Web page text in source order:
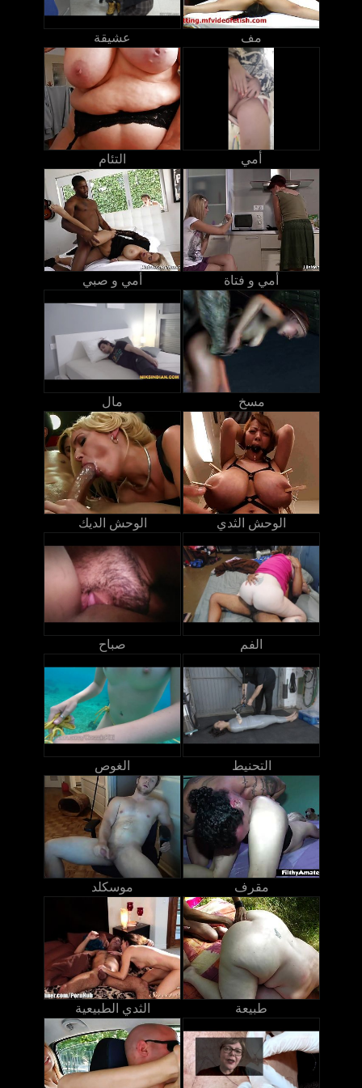
عشيقة مف
التئام أمي
أمي و صبي أمي و فتاة
مال مسخ
الوحش الديك الوحش الثدي
صباح الفم
الغوص التحنيط
موسكلد مقرف
الثدي الطبيعية طبيعة